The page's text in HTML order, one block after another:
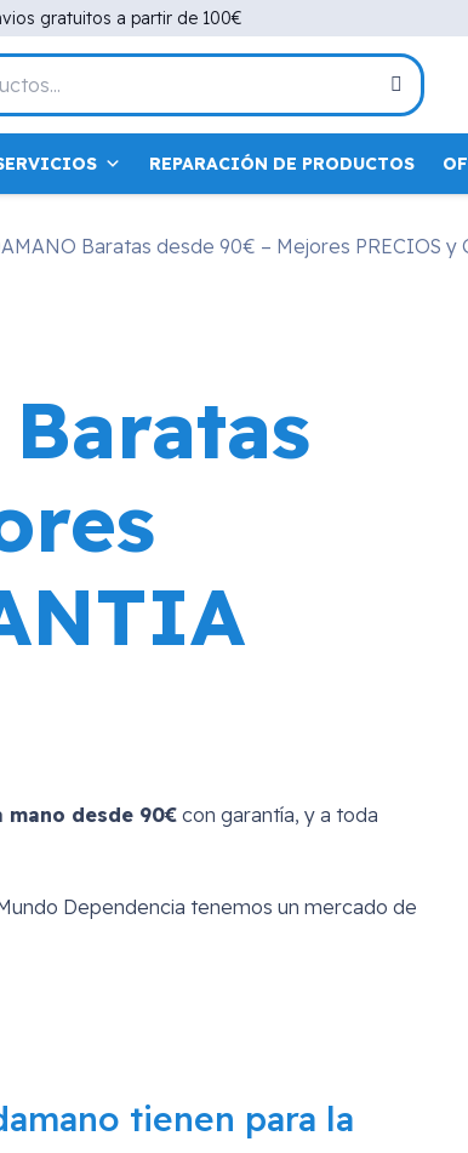
gratuitos a partir de 100€
REPARACIÓN DE PRODUCTOS
Baratas desde 90€ – Mejores PRECIOS y
mano desde 90€ con garantía, y a toda
Dependencia tenemos un mercado de
tienen para la